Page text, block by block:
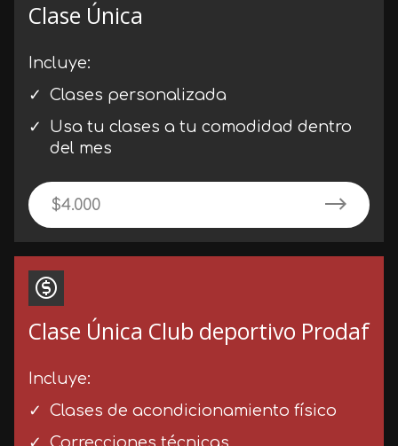
Clase Única
Incluye:
Clases personalizada
Usa tu clases a tu comodidad dentro
del mes
$4.000
Clase Única Club deportivo Prodaf
Incluye:
Clases de acondicionamiento físico
Correcciones técnicas